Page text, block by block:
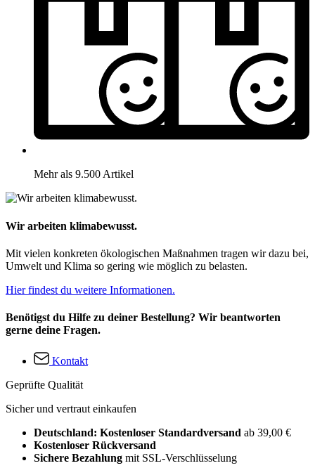
Mehr als 9.500 Artikel
Wir arbeiten klimabewusst.
Mit vielen konkreten ökologischen Maßnahmen tragen wir dazu bei,
Umwelt und Klima so gering wie möglich zu belasten.
Hier findest du weitere Informationen.
Benötigst du Hilfe zu deiner Bestellung? Wir beantworten
gerne deine Fragen.
Kontakt
Geprüfte Qualität
Sicher und vertraut einkaufen
Deutschland: Kostenloser Standardversand ab 39,00 €
Kostenloser Rückversand
Sichere Bezahlung mit SSL-Verschlüsselung